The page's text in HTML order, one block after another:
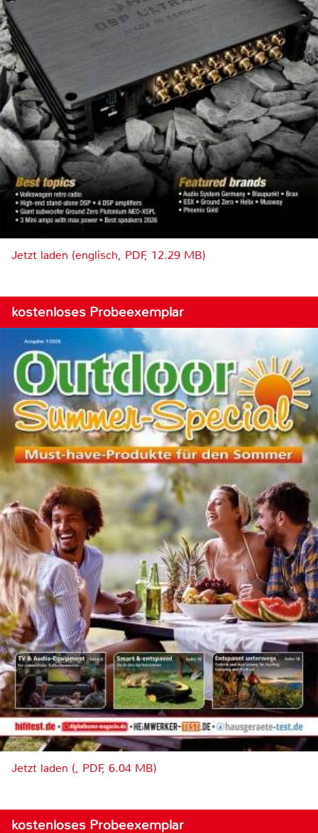
Jetzt laden (englisch, PDF, 12.29 MB)
kostenloses Probeexemplar
Jetzt laden (, PDF, 6.04 MB)
kostenloses Probeexemplar